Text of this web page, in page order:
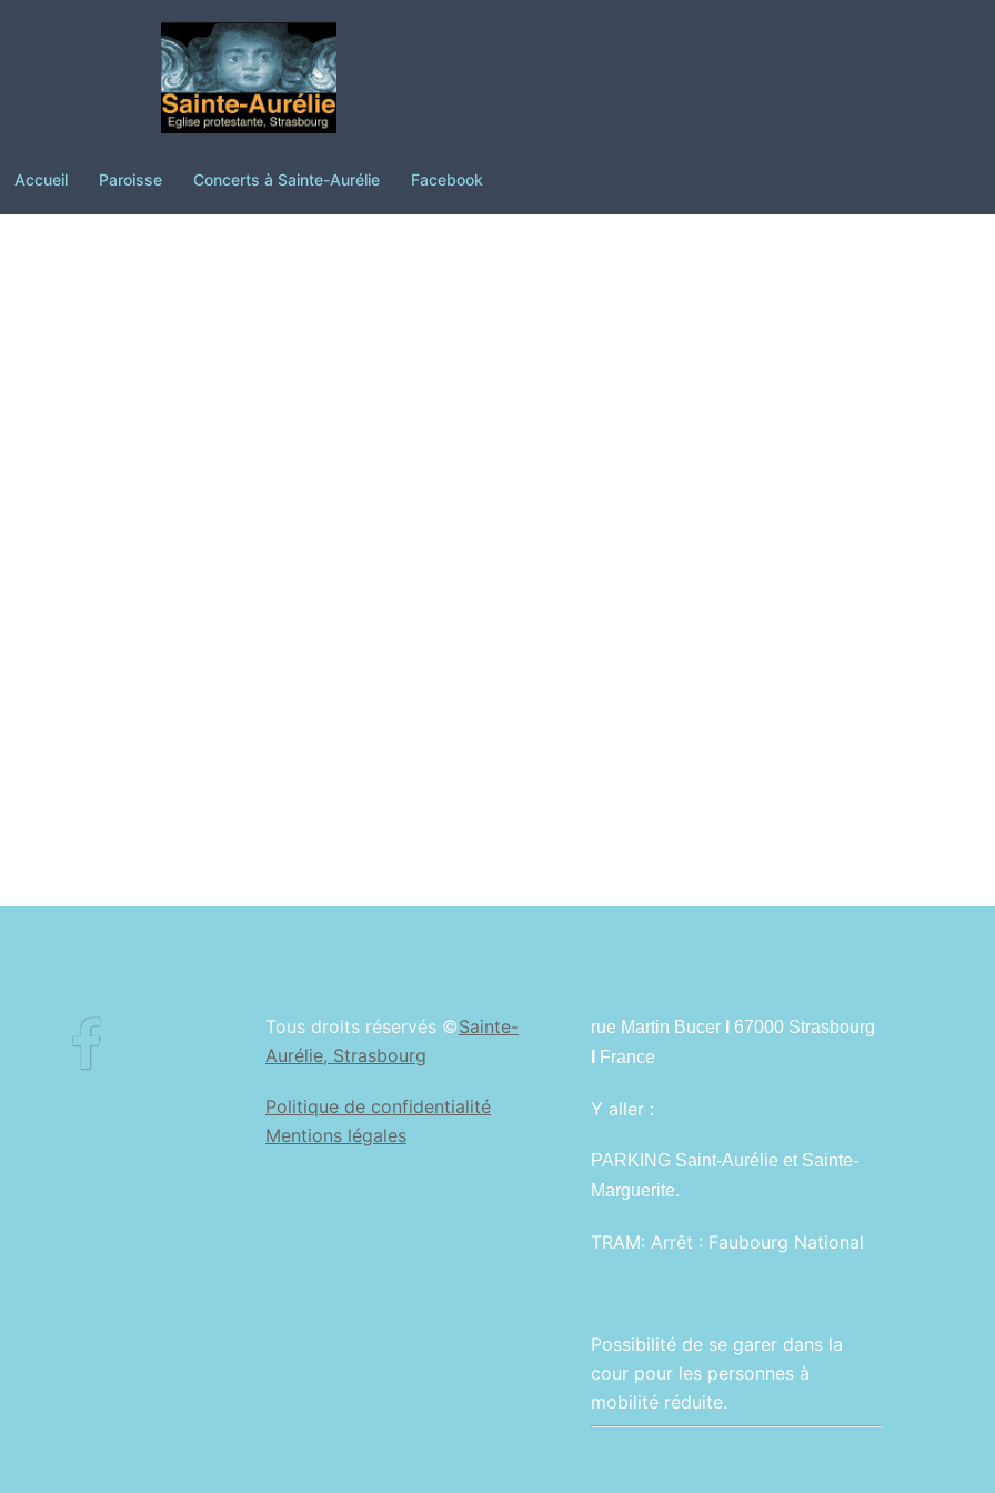
Accueil Paroisse Concerts à Sainte-Aurélie Facebook
Tous droits réservés ©Sainte-
Aurélie, Strasbourg
Politique de confidentialité
Mentions légales
rue Martin Bucer
67000 Strasbourg
France
Y aller :
PARKING Saint-Aurélie et Sainte-
Marguerite.
TRAM: Arrêt : Faubourg National
Possibilité de se garer dans la
cour pour les personnes à
mobilité réduite.